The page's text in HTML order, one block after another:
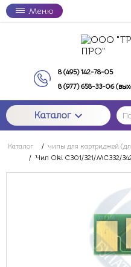
Меню
8 (495) 142-78-05
8 (977) 658-33-06
Каталог
Каталог / чипы для картриджей
/ Чип Oki C301/321/MC332/